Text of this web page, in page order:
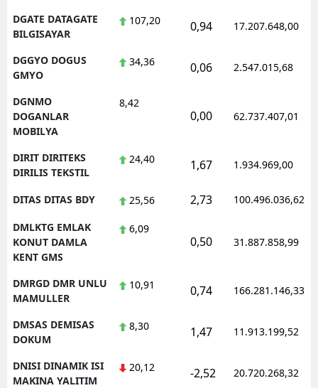
DGATE DATAGATE
BILGISAYAR
107,20 0,94 17.207.648,00
DGGYO DOGUS
GMYO
34,36 0,06 2.547.015,68
DGNMO
DOGANLAR
MOBILYA
8,42
0,00 62.737.407,01
DIRIT DIRITEKS
DIRILIS TEKSTIL
24,40 1,67 1.934.969,00
DITAS DITAS BDY 25,56 2,73 100.496.036,62
DMLKTG EMLAK
KONUT DAMLA
KENT GMS
6,09
0,50 31.887.858,99
DMRGD DMR UNLU
MAMULLER
10,91 0,74 166.281.146,33
DMSAS DEMISAS
DOKUM
8,30 1,47 11.913.199,52
DNISI DINAMIK ISI
MAKINA YALITIM
20,12 -2,52 20.720.268,32